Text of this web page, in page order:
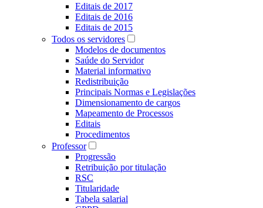
Editais de 2017
Editais de 2016
Editais de 2015
Todos os servidores
Modelos de documentos
Saúde do Servidor
Material informativo
Redistribuição
Principais Normas e Legislações
Dimensionamento de cargos
Mapeamento de Processos
Editais
Procedimentos
Professor
Progressão
Retribuição por titulação
RSC
Titularidade
Tabela salarial